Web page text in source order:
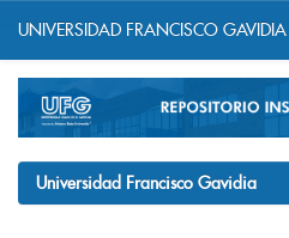
navigation
UNIVERSIDAD FRANCISCO GAVIDIA
Universidad Francisco Gavidia